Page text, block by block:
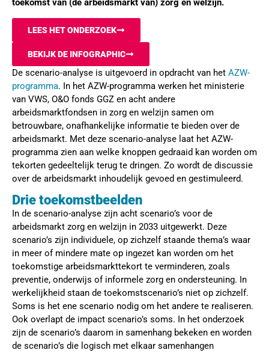
toekomst van (de arbeidsmarkt van) zorg en welzijn.
LEES HET ONDERZOEK
BEKIJK DE INFOGRAPHIC
De scenario-analyse is uitgevoerd in opdracht van het AZW-
programma. In het AZW-programma werken het ministerie
van VWS, O&O fonds GGZ en acht andere
arbeidsmarktfondsen in zorg en welzijn samen om
betrouwbare, onafhankelijke informatie te bieden over de
arbeidsmarkt. Met deze scenario-analyse laat het AZW-
programma zien aan welke knoppen gedraaid kan worden om
tekorten gedeeltelijk terug te dringen. Zo wordt de discussie
over de arbeidsmarkt inhoudelijk gevoed en gestimuleerd.
Drie toekomstbeelden
In de scenario-analyse zijn acht scenario’s voor de
arbeidsmarkt zorg en welzijn in 2033 uitgewerkt. Deze
scenario’s zijn individuele, op zichzelf staande thema’s waar
in meer of mindere mate op ingezet kan worden om het
toekomstige arbeidsmarkttekort te verminderen, zoals
preventie, onderwijs of informele zorg en ondersteuning. In
werkelijkheid staan de toekomstscenario’s niet op zichzelf.
Soms is het ene scenario nodig om het andere te realiseren.
Ook overlapt de impact scenario’s soms. In het onderzoek
zijn de scenario’s daarom in samenhang bekeken en worden
de scenario’s die logisch met elkaar samenhangen